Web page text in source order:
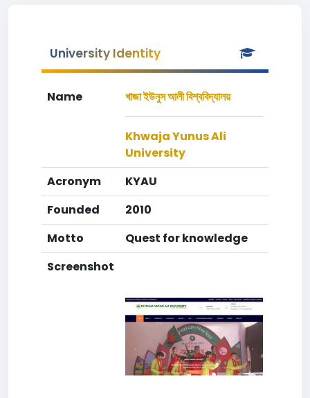
University Identity
Name খাজা ইউনুস আলী বিশ্ববিদ্যালয়
Khwaja Yunus Ali
University
Acronym
KYAU
Founded
2010
Motto
Quest for knowledge
Screenshot